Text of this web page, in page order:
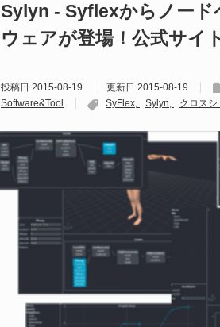
Sylyn - Syflexからノード
ウェアが登場！公式サイ
投稿日 2015-08-19 更新日 2015-08-19
Software&Tool
SyFlex Sylyn クロス